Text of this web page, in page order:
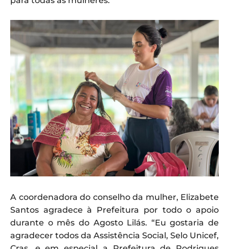
A coordenadora do conselho da mulher, Elizabete
Santos agradece à Prefeitura por todo o apoio
durante o mês do Agosto Lilás. “Eu gostaria de
agradecer todos da Assistência Social, Selo Unicef,